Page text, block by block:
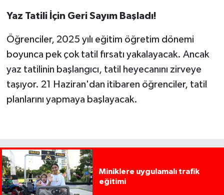
Yaz Tatili İçin Geri Sayım Başladı!
Öğrenciler, 2025 yılı eğitim öğretim dönemi
boyunca pek çok tatil fırsatı yakalayacak. Ancak
yaz tatilinin başlangıcı, tatil heyecanını zirveye
taşıyor. 21 Haziran'dan itibaren öğrenciler, tatil
planlarını yapmaya başlayacak.
Miniklere uygulamalı trafik
eğitimi